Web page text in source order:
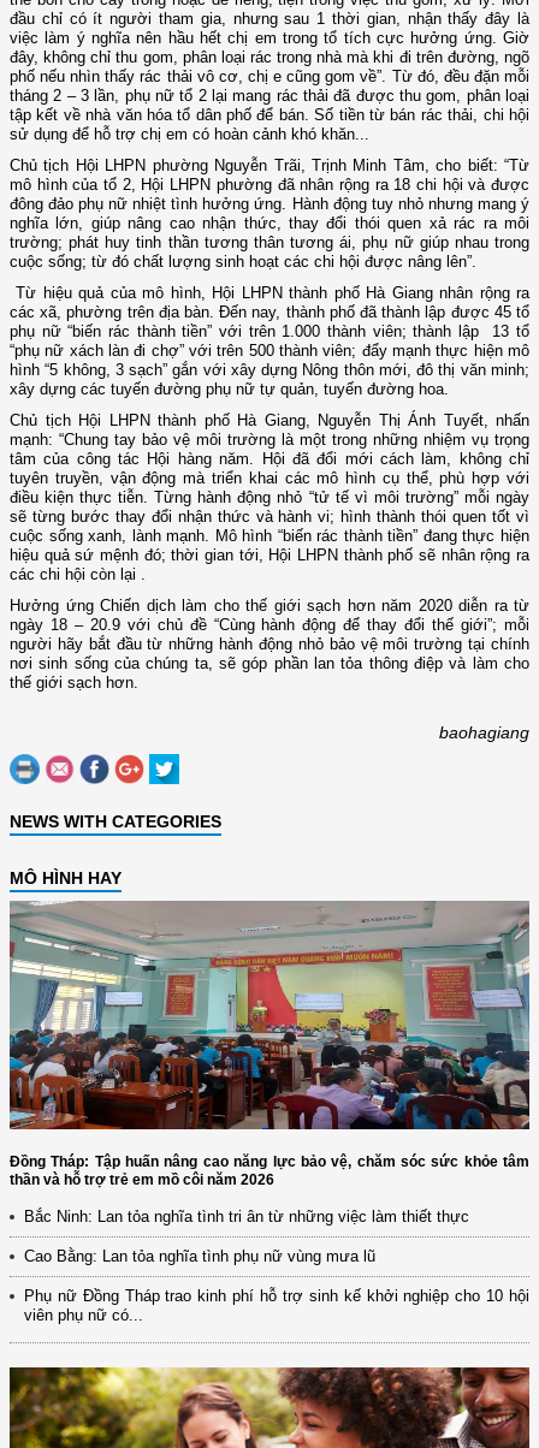
đầu chỉ có ít người tham gia, nhưng sau 1 thời gian, nhận thấy đây là
việc làm ý nghĩa nên hầu hết chị em trong tổ tích cực hưởng ứng. Giờ
đây, không chỉ thu gom, phân loại rác trong nhà mà khi đi trên đường, ngõ
phố nếu nhìn thấy rác thải vô cơ, chị e cũng gom về”. Từ đó, đều đặn mỗi
tháng 2 – 3 lần, phụ nữ tổ 2 lại mang rác thải đã được thu gom, phân loại
tập kết về nhà văn hóa tổ dân phố để bán. Số tiền từ bán rác thải, chi hội
sử dụng để hỗ trợ chị em có hoàn cảnh khó khăn...
Chủ tịch Hội LHPN phường Nguyễn Trãi, Trịnh Minh Tâm, cho biết: “Từ
mô hình của tổ 2, Hội LHPN phường đã nhân rộng ra 18 chi hội và được
đông đảo phụ nữ nhiệt tình hưởng ứng. Hành động tuy nhỏ nhưng mang ý
nghĩa lớn, giúp nâng cao nhận thức, thay đổi thói quen xả rác ra môi
trường; phát huy tinh thần tương thân tương ái, phụ nữ giúp nhau trong
cuộc sống; từ đó chất lượng sinh hoạt các chi hội được nâng lên”.
Từ hiệu quả của mô hình, Hội LHPN thành phố Hà Giang nhân rộng ra
các xã, phường trên địa bàn. Đến nay, thành phố đã thành lập được 45 tổ
phụ nữ “biến rác thành tiền” với trên 1.000 thành viên; thành lập 13 tổ
“phụ nữ xách làn đi chợ” với trên 500 thành viên; đẩy mạnh thực hiện mô
hình “5 không, 3 sạch” gắn với xây dựng Nông thôn mới, đô thị văn minh;
xây dựng các tuyến đường phụ nữ tự quản, tuyến đường hoa.
Chủ tịch Hội LHPN thành phố Hà Giang, Nguyễn Thị Ánh Tuyết, nhấn
mạnh: “Chung tay bảo vệ môi trường là một trong những nhiệm vụ trọng
tâm của công tác Hội hàng năm. Hội đã đổi mới cách làm, không chỉ
tuyên truyền, vận động mà triển khai các mô hình cụ thể, phù hợp với
điều kiện thực tiễn. Từng hành động nhỏ “tử tế vì môi trường” mỗi ngày
sẽ từng bước thay đổi nhận thức và hành vi; hình thành thói quen tốt vì
cuộc sống xanh, lành mạnh. Mô hình “biến rác thành tiền” đang thực hiện
hiệu quả sứ mệnh đó; thời gian tới, Hội LHPN thành phố sẽ nhân rộng ra
các chi hội còn lại .
Hưởng ứng Chiến dịch làm cho thế giới sạch hơn năm 2020 diễn ra từ
ngày 18 – 20.9 với chủ đề “Cùng hành động để thay đổi thế giới”; mỗi
người hãy bắt đầu từ những hành động nhỏ bảo vệ môi trường tại chính
nơi sinh sống của chúng ta, sẽ góp phần lan tỏa thông điệp và làm cho
thế giới sạch hơn.
baohagiang
NEWS WITH CATEGORIES
MÔ HÌNH HAY
Đồng Tháp: Tập huấn nâng cao năng lực bảo vệ, chăm sóc sức khỏe tâm
thần và hỗ trợ trẻ em mồ côi năm 2026
Bắc Ninh: Lan tỏa nghĩa tình tri ân từ những việc làm thiết thực
Cao Bằng: Lan tỏa nghĩa tình phụ nữ vùng mưa lũ
Phụ nữ Đồng Tháp trao kinh phí hỗ trợ sinh kế khởi nghiệp cho 10 hội
viên phụ nữ có...